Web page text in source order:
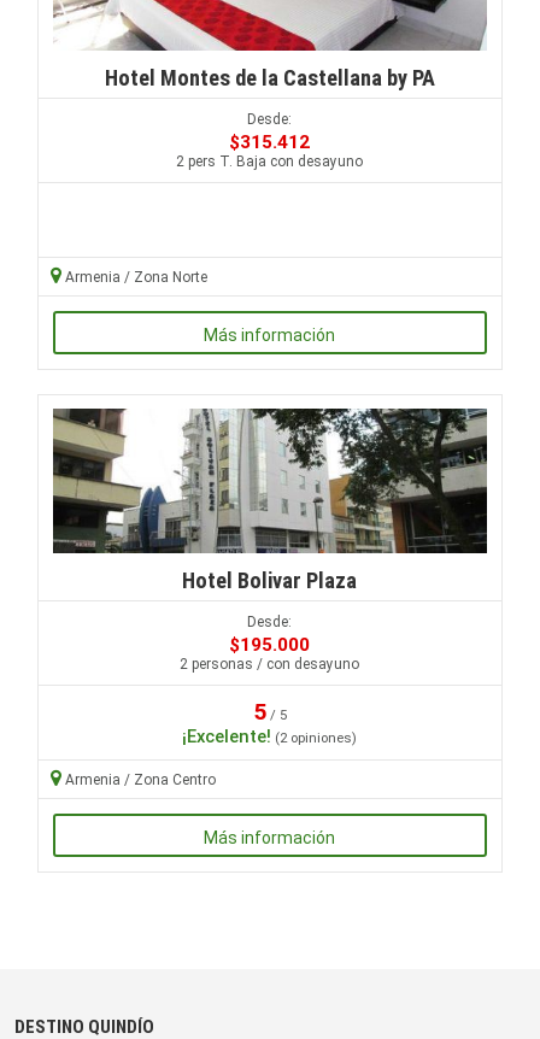
Hotel Montes de la Castellana by PA
Desde:
$315.412
2 pers T. Baja con desayuno
Armenia / Zona Norte
Más información
Hotel Bolivar Plaza
Desde:
$195.000
2 personas / con desayuno
5/ 5
¡Excelente! (2 opiniones)
Armenia / Zona Centro
Más información
DESTINO QUINDÍO